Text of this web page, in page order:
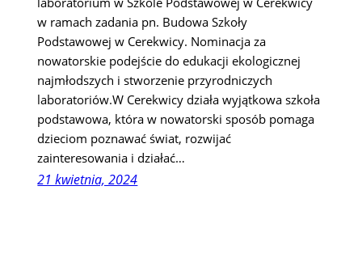
w ramach zadania pn. Budowa Szkoły
Podstawowej w Cerekwicy. Nominacja za
nowatorskie podejście do edukacji ekologicznej
najmłodszych i stworzenie przyrodniczych
laboratoriów.W Cerekwicy działa wyjątkowa szkoła
podstawowa, która w nowatorski sposób pomaga
dzieciom poznawać świat, rozwijać
zainteresowania i działać…
21 kwietnia, 2024